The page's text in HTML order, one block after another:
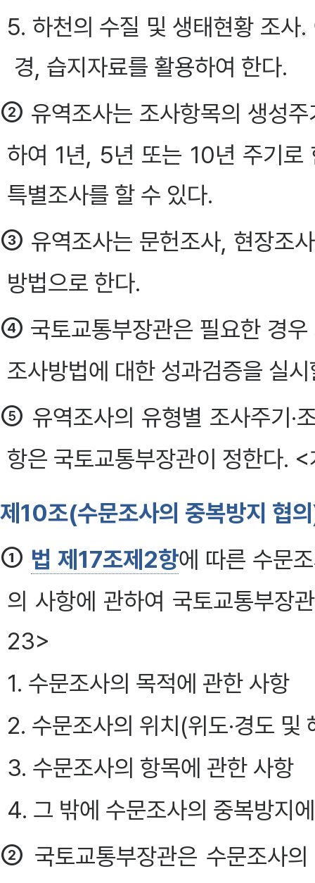
5. 하천의 수질 및 생태현황 조사
경, 습지자료를 활용하여 한다.
② 유역조사는 조사항목의 생성
하여 1년, 5년 또는 10년 주기로
특별조사를 할 수 있다.
③ 유역조사는 문헌조사, 현장조
방법으로 한다.
④ 국토교통부장관은 필요한 경
조사방법에 대한 성과검증을 실
⑤ 유역조사의 유형별 조사주기·
항은 국토교통부장관이 정한다.
제10조(수문조사의 중복방지 협
① 법 제17조제2항에 따른 수문
의 사항에 관하여 국토교통부장
23>
1. 수문조사의 목적에 관한 사항
2. 수문조사의 위치(위도·경도 및
3. 수문조사의 항목에 관한 사항
4. 그 밖에 수문조사의 중복방지
② 국토교통부장관은 수문조사